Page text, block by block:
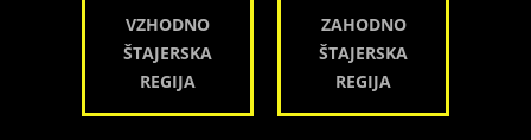
VZHODNO
ŠTAJERSKA
REGIJA
ZAHODNO
ŠTAJERSKA
REGIJA